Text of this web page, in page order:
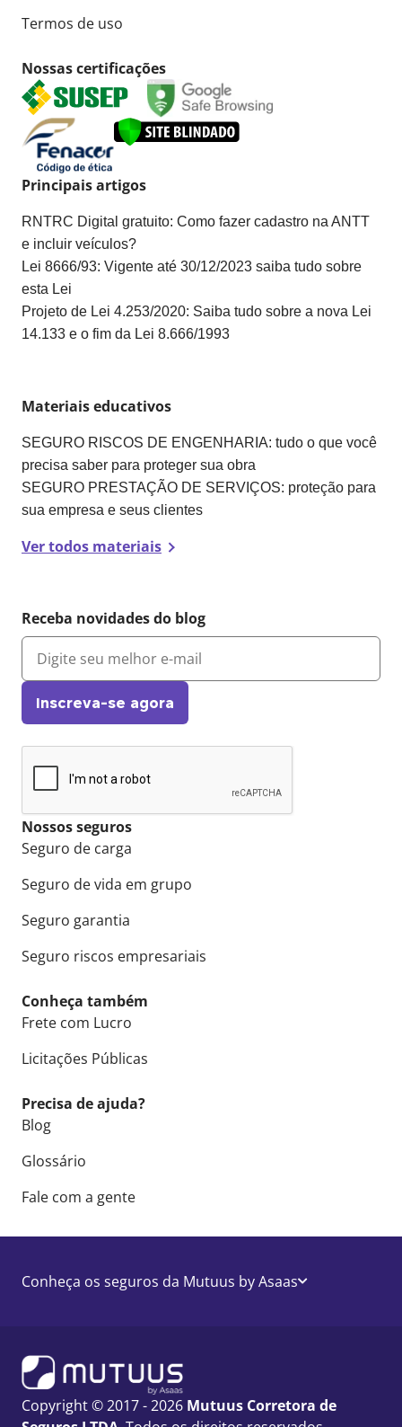
Termos de uso
Nossas certificações
Nossos seguros
Seguro de carga
Seguro de vida em grupo
Seguro garantia
Seguro riscos empresariais
Conheça também
Frete com Lucro
Licitações Públicas
Precisa de ajuda?
Blog
Glossário
Fale com a gente
Principais artigos
RNTRC Digital gratuito: Como fazer cadastro na ANTT
e incluir veículos?
Lei 8666/93: Vigente até 30/12/2023 saiba tudo sobre
esta Lei
Projeto de Lei 4.253/2020: Saiba tudo sobre a nova Lei
14.133 e o fim da Lei 8.666/1993
Materiais educativos
SEGURO RISCOS DE ENGENHARIA: tudo o que você
precisa saber para proteger sua obra
SEGURO PRESTAÇÃO DE SERVIÇOS: proteção para
sua empresa e seus clientes
Ver todos materiais
Receba novidades do blog
Inscreva-se agora
Conheça os seguros da Mutuus by Asaas
Copyright © 2017 - 2026 Mutuus Corretora de